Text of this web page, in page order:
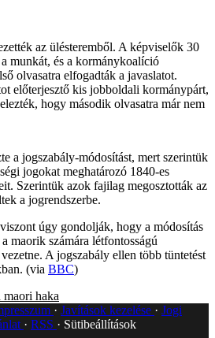
az ülésteremből. A képviselők 30
munkát, és a kormánykoalíció
olvasatra elfogadták a javaslatot.
előterjesztő kis jobboldali kormánypárt,
hogy második olvasatra már nem
a jogszabály-módosítást, mert szerintük
jogokat meghatározó 1840-es
Szerintük azok fajilag megosztották az
a jogrendszerbe.
úgy gondolják, hogy a módosítás
maorik számára létfontosságú
A jogszabály ellen több tüntetést
(via BBC)
maori haka
Javítások kezelése
Jogi
RSS
Sütibeállítások